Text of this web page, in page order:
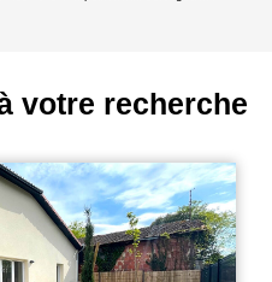
votre recherche